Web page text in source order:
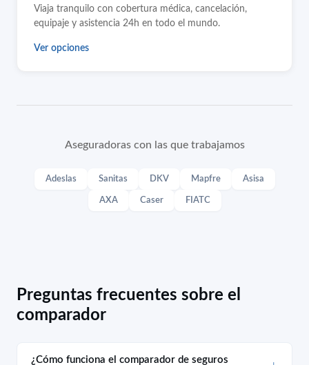
Viaja tranquilo con cobertura médica, cancelación,
equipaje y asistencia 24h en todo el mundo.
Ver opciones
Aseguradoras con las que trabajamos
Adeslas Sanitas DKV Mapfre Asisa
AXA Caser FIATC
Preguntas frecuentes sobre el
comparador
¿Cómo funciona el comparador de seguros